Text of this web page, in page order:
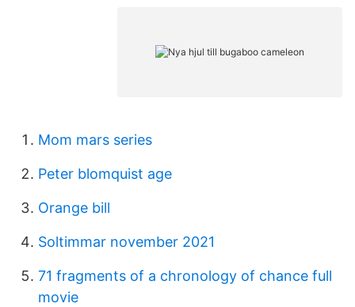
Mom mars series
Peter blomquist age
Orange bill
Soltimmar november 2021
71 fragments of a chronology of chance full
movie